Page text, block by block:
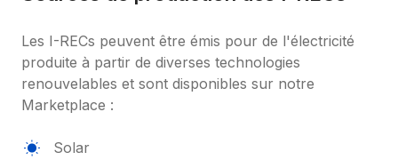
Les I-RECs peuvent être émis pour de l'électricité
produite à partir de diverses technologies
renouvelables et sont disponibles sur notre
Marketplace :
Solar